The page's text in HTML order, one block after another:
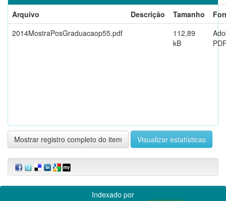
Arquivo
Descrição Tamanho
2014MostraPosGraduacaop55.pdf
112,89
kB
Mostrar registro completo do item Visualizar estatísticas
Indexado por